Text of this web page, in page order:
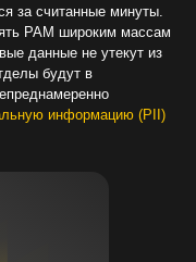
за считанные минуты.
PAM широким массам
данные не утекут из
будут в
информацию (PII)